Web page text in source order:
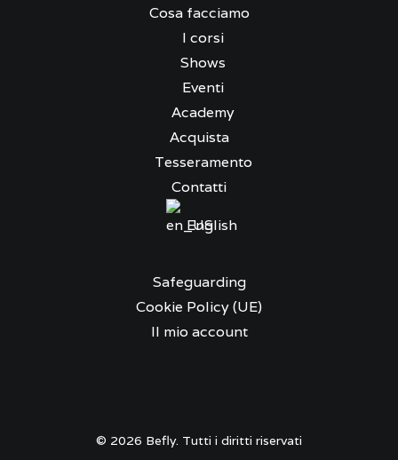
Cosa facciamo
I corsi
Shows
Eventi
Academy
Acquista
Tesseramento
Contatti
English
Safeguarding
Cookie Policy (UE)
Il mio account
© 2026 Befly. Tutti i diritti riservati